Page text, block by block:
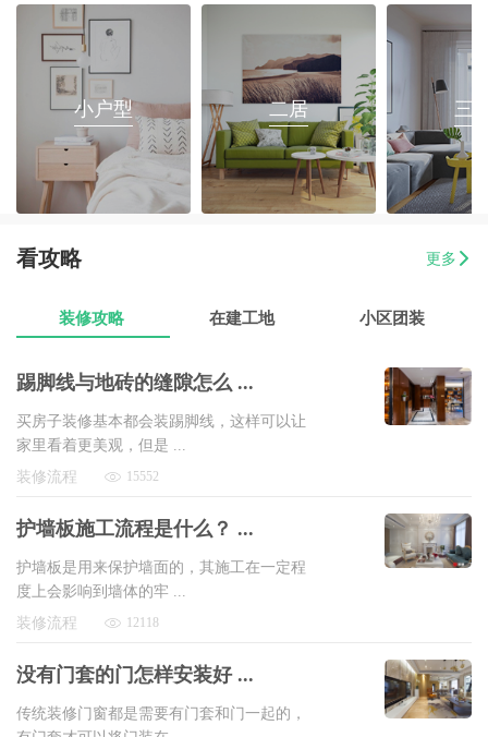
07-17 8万以上
180平和盛花园设计装修 8万以上
07-17 董先生 万泰城4室2厅 202平 8万以上
07-17 葛小姐 榕城区榕江一品3室2厅1卫 8万以上
07-17
小户型 二居 三
看攻略 更多
装修攻略 在建工地 小区团装
踢脚线与地砖的缝隙怎么 ...
买房子装修基本都会装踢脚线，这样可以让
家里看着更美观，但是 ...
装修流程
15552
护墙板施工流程是什么？ ...
护墙板是用来保护墙面的，其施工在一定程
度上会影响到墙体的牢 ...
装修流程
12118
没有门套的门怎样安装好 ...
传统装修门窗都是需要有门套和门一起的，